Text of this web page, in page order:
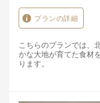
プランの詳細
こちらのプランでは、
かな大地が育てた食材
ります。